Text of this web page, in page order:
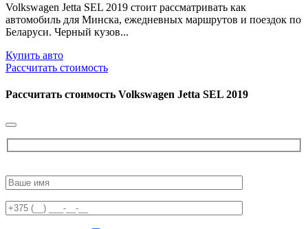
Volkswagen Jetta SEL 2019 стоит рассматривать как
автомобиль для Минска, ежедневных маршрутов и поездок по
Беларуси. Черный кузов...
Купить авто
Рассчитать стоимость
Рассчитать стоимость Volkswagen Jetta SEL 2019
leave
field
empty.